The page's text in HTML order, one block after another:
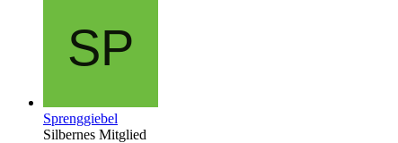
Sprenggiebel
Silbernes Mitglied